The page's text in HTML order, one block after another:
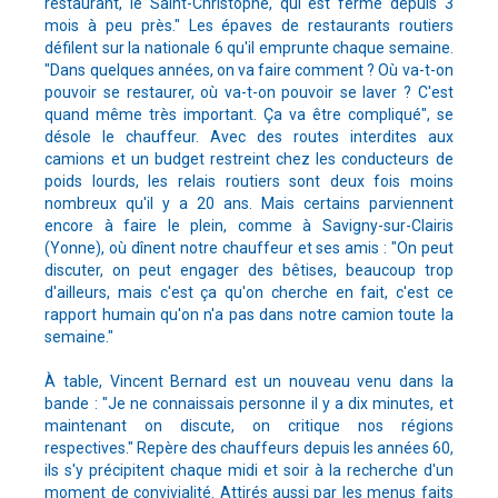
mois à peu près." Les épaves de restaurants routiers
défilent sur la nationale 6 qu'il emprunte chaque semaine.
"Dans quelques années, on va faire comment ? Où va-t-on
pouvoir se restaurer, où va-t-on pouvoir se laver ? C'est
quand même très important. Ça va être compliqué", se
désole le chauffeur. Avec des routes interdites aux
camions et un budget restreint chez les conducteurs de
poids lourds, les relais routiers sont deux fois moins
nombreux qu'il y a 20 ans. Mais certains parviennent
encore à faire le plein, comme à Savigny-sur-Clairis
(Yonne), où dînent notre chauffeur et ses amis : "On peut
discuter, on peut engager des bêtises, beaucoup trop
d'ailleurs, mais c'est ça qu'on cherche en fait, c'est ce
rapport humain qu'on n'a pas dans notre camion toute la
semaine."
À table, Vincent Bernard est un nouveau venu dans la
bande : "Je ne connaissais personne il y a dix minutes, et
maintenant on discute, on critique nos régions
respectives." Repère des chauffeurs depuis les années 60,
ils s'y précipitent chaque midi et soir à la recherche d'un
moment de convivialité. Attirés aussi par les menus faits